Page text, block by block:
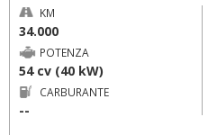
KM
34.000
POTENZA
54 cv (40 kW)
CARBURANTE
--